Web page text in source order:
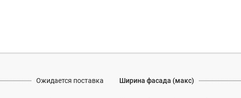
Ожидается поставка Ширина фасада (макс)